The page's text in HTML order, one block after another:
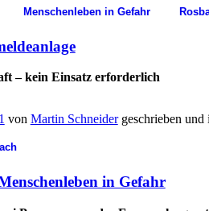
Menschenleben in Gefahr
– kein Einsatz erforderlich
von Martin Schneidergeschrieben und
in Gefahr